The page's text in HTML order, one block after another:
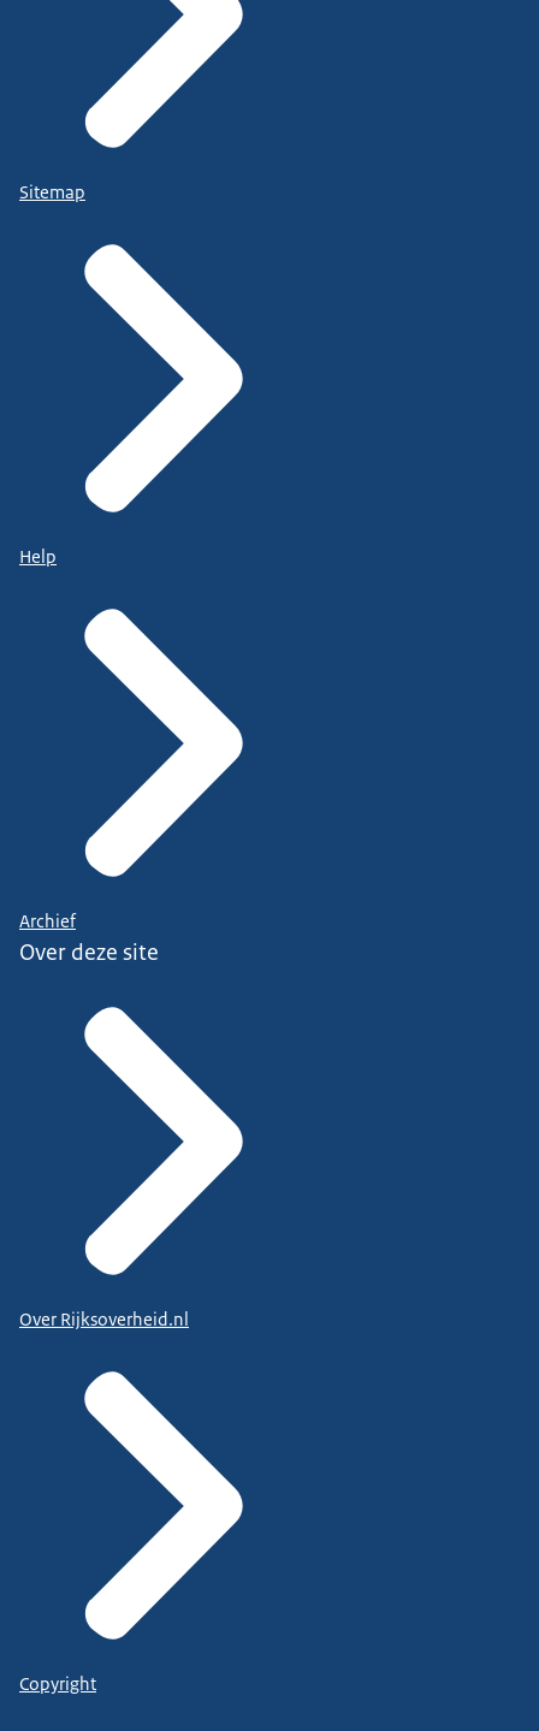
Sitemap
Help
Archief
Over deze site
Over Rijksoverheid.nl
Copyright